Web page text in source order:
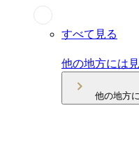
すべて見る
他の地方には
他の地方